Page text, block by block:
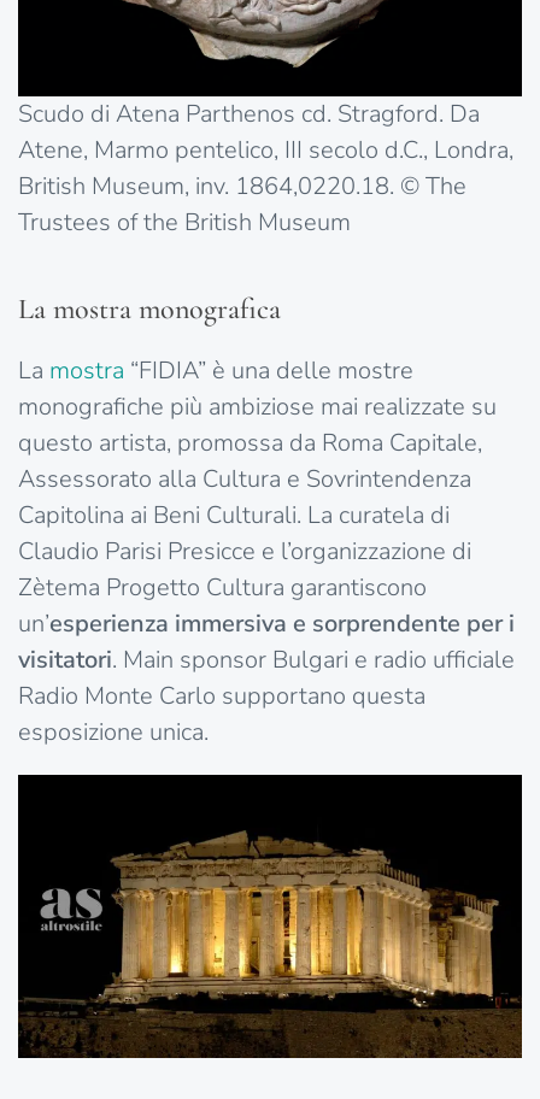
Scudo di Atena Parthenos cd. Stragford. Da
Atene, Marmo pentelico, III secolo d.C., Londra,
British Museum, inv. 1864,0220.18. © The
Trustees of the British Museum
La mostra monografica
La mostra “FIDIA” è una delle mostre
monografiche più ambiziose mai realizzate su
questo artista, promossa da Roma Capitale,
Assessorato alla Cultura e Sovrintendenza
Capitolina ai Beni Culturali. La curatela di
Claudio Parisi Presicce e l’organizzazione di
Zètema Progetto Cultura garantiscono
un’esperienza immersiva e sorprendente per i
visitatori. Main sponsor Bulgari e radio ufficiale
Radio Monte Carlo supportano questa
esposizione unica.